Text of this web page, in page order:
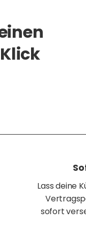
Lass deine
sofort